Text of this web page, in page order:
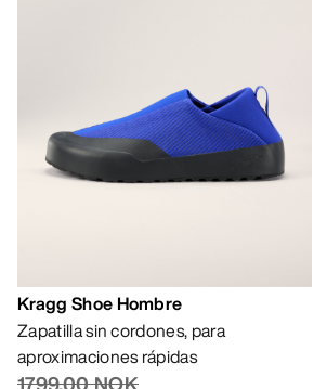
Kragg Shoe Hombre
Zapatilla sin cordones, para
aproximaciones rápidas
1799,00 NOK